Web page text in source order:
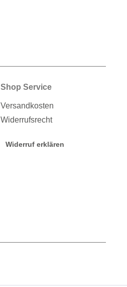
Shop Service
Versandkosten
Widerrufsrecht
Widerruf erklären